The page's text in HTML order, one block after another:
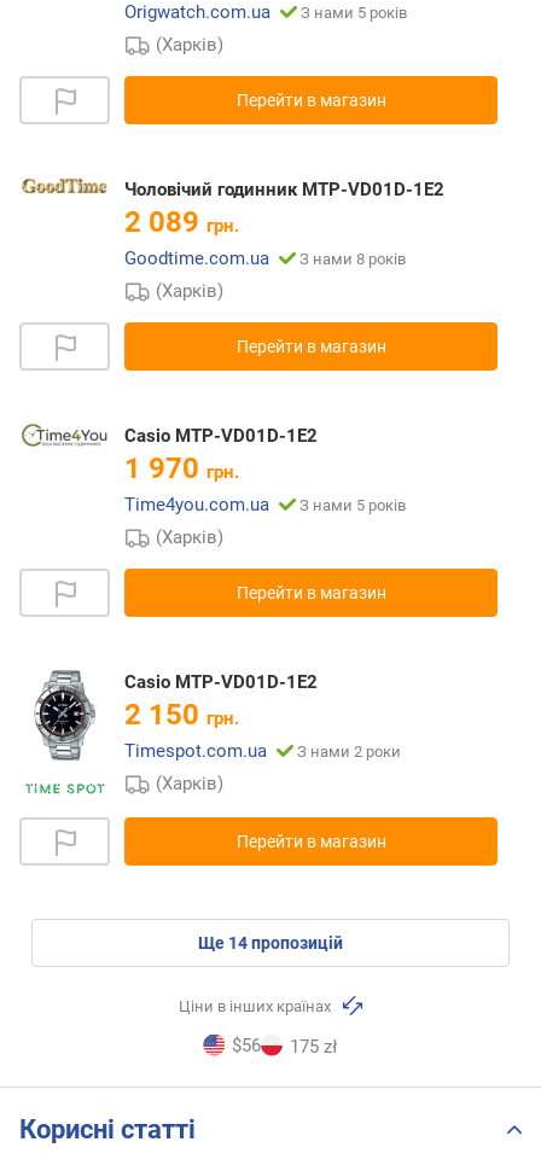
Origwatch.com.ua
З нами 5 років
(Харків)
Перейти в магазин
Чоловічий годинник MTP-VD01D-1E2
2 089 грн.
Goodtime.com.ua
З нами 8 років
(Харків)
Перейти в магазин
Casio MTP-VD01D-1E2
1 970 грн.
Time4you.com.ua
З нами 5 років
(Харків)
Перейти в магазин
Casio MTP-VD01D-1E2
2 150 грн.
Timespot.com.ua
З нами 2 роки
(Харків)
Перейти в магазин
ще 14пропозицій
Ціни в інших країнах
$56 175 zł
Корисні статті